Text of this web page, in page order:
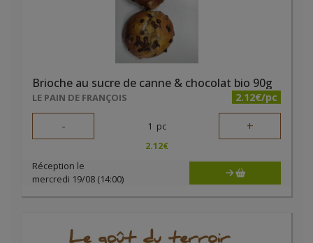
Brioche au sucre de canne & chocolat bio 90g
LE PAIN DE FRANÇOIS 2.12€/pc
- 1 pc +
2.12€
Réception le
mercredi 19/08 (14:00)